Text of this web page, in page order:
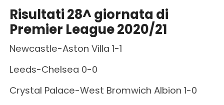
Risultati 28^ giornata di
Premier League 2020/21
Newcastle-Aston Villa 1-1
Leeds-Chelsea 0-0
Crystal Palace-West Bromwich Albion 1-0